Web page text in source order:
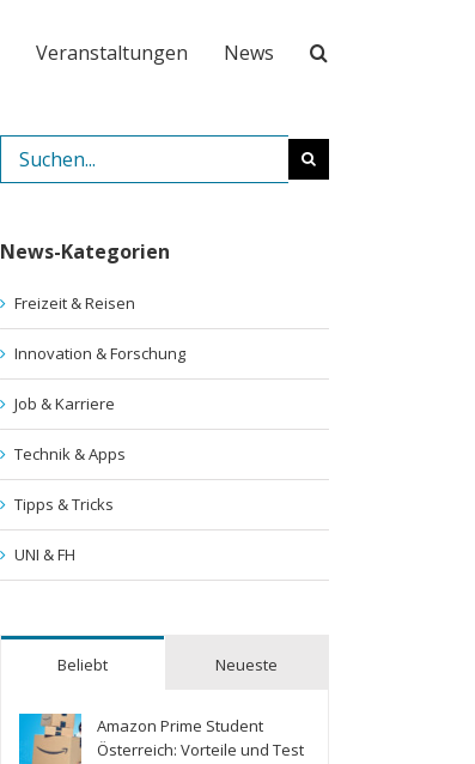
Veranstaltungen News
nach:
News-Kategorien
Freizeit & Reisen
Innovation & Forschung
Job & Karriere
Technik & Apps
Tipps & Tricks
UNI & FH
Beliebt Neueste
Amazon Prime Student
Österreich: Vorteile und Test